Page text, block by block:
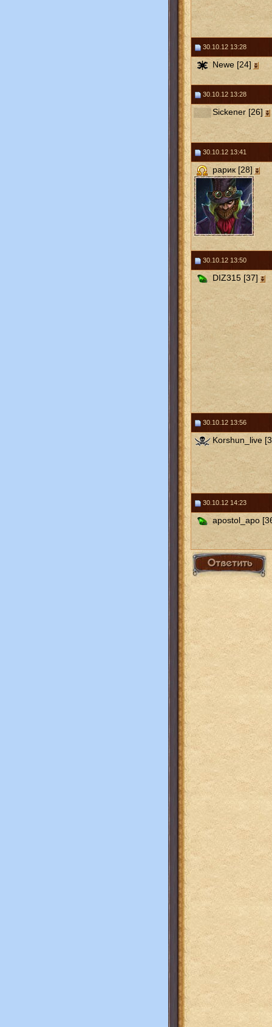
30.10.12 13:28
Newe [24]
30.10.12 13:28
Sickener [26]
30.10.12 13:41
рарик [28]
30.10.12 13:50
DIZ315 [37]
30.10.12 13:56
Korshun_live
30.10.12 14:23
apostol_apo